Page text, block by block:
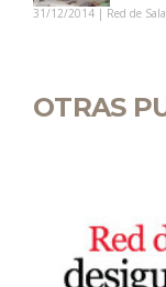
31/12/2014 | Red de
OTRAS